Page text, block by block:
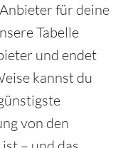
für deine
Tabelle
und endet
kannst du
von den